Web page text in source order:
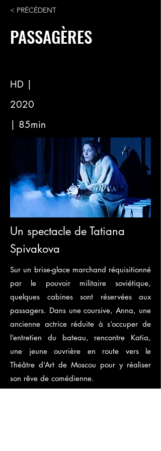
< PRÉCÉDENT
PASSAGÈRES
HD |
2020
| 85min
Un spectacle de Tatiana
Spivakova
Sur un brise-glace marchand réquisitionné
par le pouvoir militaire soviétique,
quelques cabines sont réservées aux
passagers. Dans une coursive, Anna, une
ancienne actrice réduite à s’occuper de
l’entretien du bateau, rencontre Katia,
une jeune ouvrière en route vers le
Théâtre d’Art de Moscou pour y réaliser
son rêve de comédienne.